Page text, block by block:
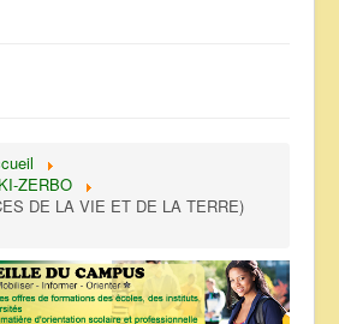
?
ZERBO
DE LA VIE ET DE LA TERRE)